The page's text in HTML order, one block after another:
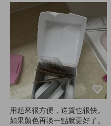
用起來很方便，送貨也很快。
如果顏色再淡一點就更好了。